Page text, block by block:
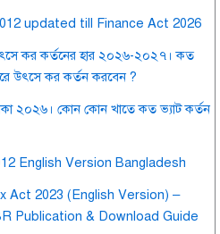
updated till Finance Act 2026
কর কর্তনের হার ২০২৬-২০২৭। কত
উৎসে কর কর্তন করবেন ?
২০২৬। কোন কোন খাতে কত ভ্যাট কর্তন
English Version Bangladesh
Act 2023 (English Version) –
Publication & Download Guide